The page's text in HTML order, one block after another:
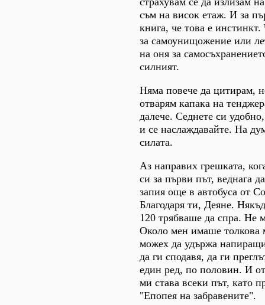
съм на висок етаж. И за
книга, че това е
за самоунищожение или
на оня за
силният.
Няма повече да цитирам,
отварям капака на
далече. Седнете си
и се наслаждавайте. На
силата.
Аз направих грешката,
си за първи път, веднага
запия още в автобуса от
Благодаря ти, Деяне.
120 трябваше да спра. Не
Около мен имаше толкова
можех да удържа
да ги сподавя, да ги
един ред, по половин. И
ми става всеки път, като
"Епопея на забравените".